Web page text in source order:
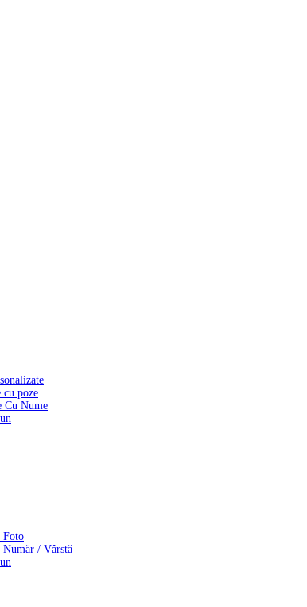
cu poze
Cu Nume
Foto
Număr / Vârstă